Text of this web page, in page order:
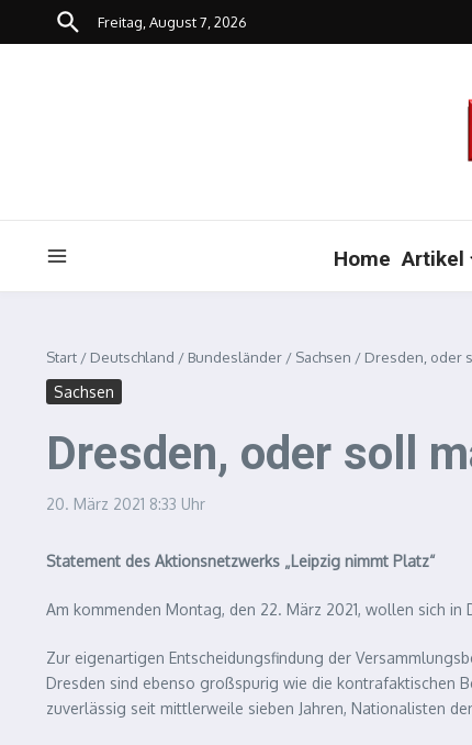
Zum Inhalt springen
Freitag, August 7, 2026
Home Artikel
Start / Deutschland / Bundesländer / Sachsen / Dresden, oder
Sachsen
Dresden, oder soll
20. März 2021 8:33 Uhr
Statement des Aktionsnetzwerks „Leipzig nimmt Platz“
Am kommenden Montag, den 22. März 2021, wollen sich
Zur eigenartigen Entscheidungsfindung der
Dresden sind ebenso großspurig wie die kontrafaktischen
zuverlässig seit mittlerweile sieben Jahren, Nationalisten